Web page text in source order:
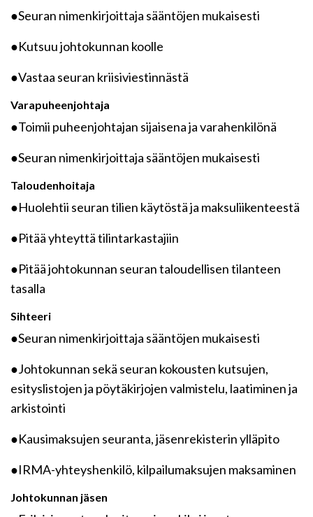
●Seuran nimenkirjoittaja sääntöjen mukaisesti
●Kutsuu johtokunnan koolle
●Vastaa seuran kriisiviestinnästä
Varapuheenjohtaja
●Toimii puheenjohtajan sijaisena ja varahenkilönä
●Seuran nimenkirjoittaja sääntöjen mukaisesti
Taloudenhoitaja
●Huolehtii seuran tilien käytöstä ja maksuliikenteestä
●Pitää yhteyttä tilintarkastajiin
●Pitää johtokunnan seuran taloudellisen tilanteen
tasalla
Sihteeri
●Seuran nimenkirjoittaja sääntöjen mukaisesti
●Johtokunnan sekä seuran kokousten kutsujen,
esityslistojen ja pöytäkirjojen valmistelu, laatiminen ja
arkistointi
●Kausimaksujen seuranta, jäsenrekisterin ylläpito
●IRMA-yhteyshenkilö, kilpailumaksujen maksaminen
Johtokunnan jäsen